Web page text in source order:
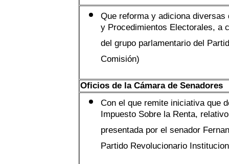
Que reforma y adiciona
y Procedimientos Electorales, a
del grupo parlamentario del
Comisión)
Oficios de la Cámara de Senadores
Con el que remite iniciativa que
Impuesto Sobre la Renta,
presentada por el senador
Partido Revolucionario